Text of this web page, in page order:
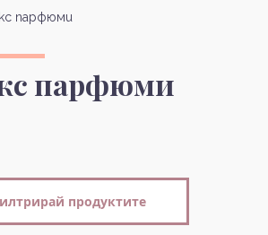
парфюми
парфюми
продуктите